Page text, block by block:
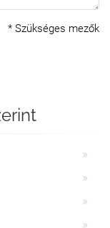
* Szükséges mezők